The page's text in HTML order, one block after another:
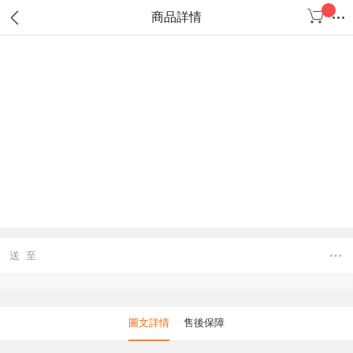
商品詳情
送 至
圖文詳情 售後保障